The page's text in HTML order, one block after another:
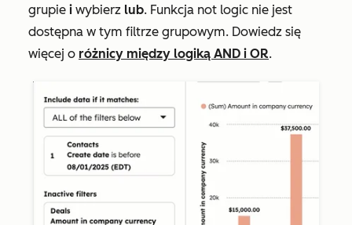
grupie i wybierz lub. Funkcja not logic nie jest
dostępna w tym filtrze grupowym. Dowiedz się
więcej o różnicy między logiką AND i OR.